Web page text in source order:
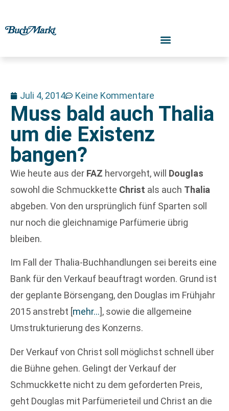
Juli 4, 2014 Keine Kommentare
Muss bald auch Thalia
um die Existenz
bangen?
Wie heute aus der FAZ hervorgeht, will Douglas
sowohl die Schmuckkette Christ als auch Thalia
abgeben. Von den ursprünglich fünf Sparten soll
nur noch die gleichnamige Parfümerie übrig
bleiben.
Im Fall der Thalia-Buchhandlungen sei bereits eine
Bank für den Verkauf beauftragt worden. Grund ist
der geplante Börsengang, den Douglas im Frühjahr
2015 anstrebt [mehr…], sowie die allgemeine
Umstrukturierung des Konzerns.
Der Verkauf von Christ soll möglichst schnell über
die Bühne gehen. Gelingt der Verkauf der
Schmuckkette nicht zu dem geforderten Preis,
geht Douglas mit Parfümerieteil und Christ an die